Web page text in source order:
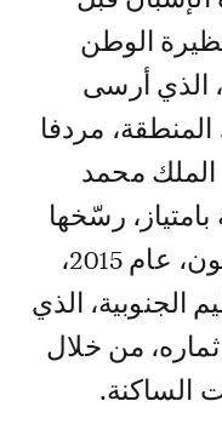
الوطن
الذي أرسى
مردفا
الملك محمد
رسّخها
بزيارته التاريخية لمدينة العيون، عام 2015،
الجنوبية، الذي
من خلال
الساكنة.